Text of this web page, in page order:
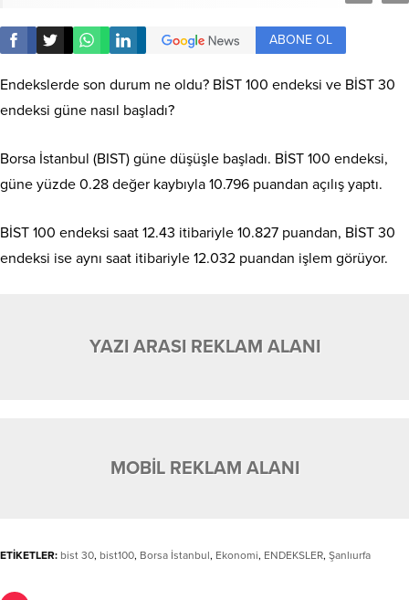
ABONE OL
Endekslerde son durum ne oldu? BİST 100 endeksi ve BİST 30
endeksi güne nasıl başladı?
Borsa İstanbul (BIST) güne düşüşle başladı. BİST 100 endeksi,
güne yüzde 0.28 değer kaybıyla 10.796 puandan açılış yaptı.
BİST 100 endeksi saat 12.43 itibariyle 10.827 puandan, BİST 30
endeksi ise aynı saat itibariyle 12.032 puandan işlem görüyor.
YAZI ARASI REKLAM ALANI
MOBİL REKLAM ALANI
ETİKETLER: bist 30, bist100, Borsa İstanbul, Ekonomi, ENDEKSLER, Şanlıurfa